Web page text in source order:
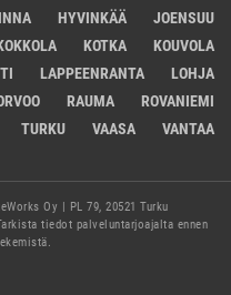
HYVINKÄÄ
JOENSUU
KOTKA
KOUVOLA
LAPPEENRANTA
LOHJA
RAUMA
ROVANIEMI
TURKU VAASA VANTAA
Oy | PL 79, 20521 Turku
tiedot palveluntarjoajalta ennen